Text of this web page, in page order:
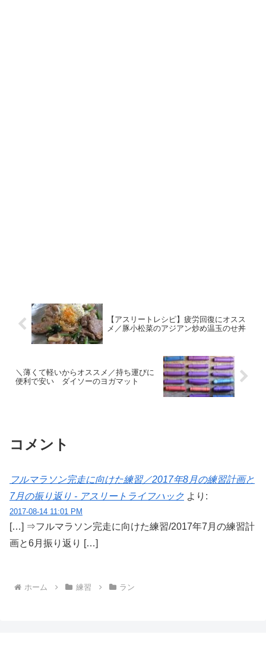
【アスリートレシピ】疲労回復にオスス
メ／豚小松菜のアジアン炒め温玉のせ丼
＼薄くて軽いからオススメ／持ち運びに
便利で安い ダイソーのヨガマット
コメント
フルマラソン完走に向けた練習／2017年8月の練習計画と
7月の振り返り - アスリートライフハック より:
2017-08-14 11:01 PM
[…] ⇒フルマラソン完走に向けた練習/2017年7月の練習計
画と6月振り返り […]
ホーム 練習 ラン